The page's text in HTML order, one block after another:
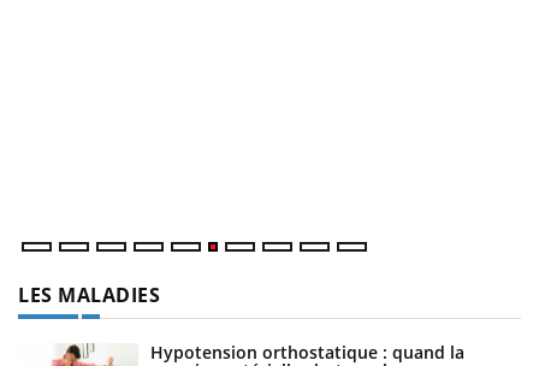
LES MALADIES
Hypotension orthostatique : quand la